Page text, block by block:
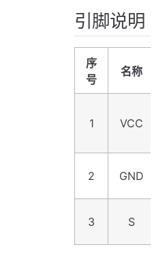
引脚说明
序
号
名称
1 VCC
2 GND
3 S